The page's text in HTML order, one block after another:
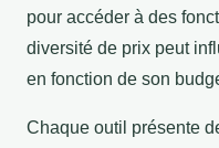
pour accéder à des
diversité de prix peut
en fonction de son
Chaque outil présente